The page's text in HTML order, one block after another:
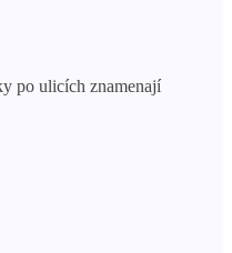
po ulicích znamenají